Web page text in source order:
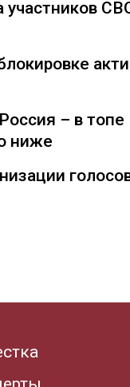
– в топе
ниже